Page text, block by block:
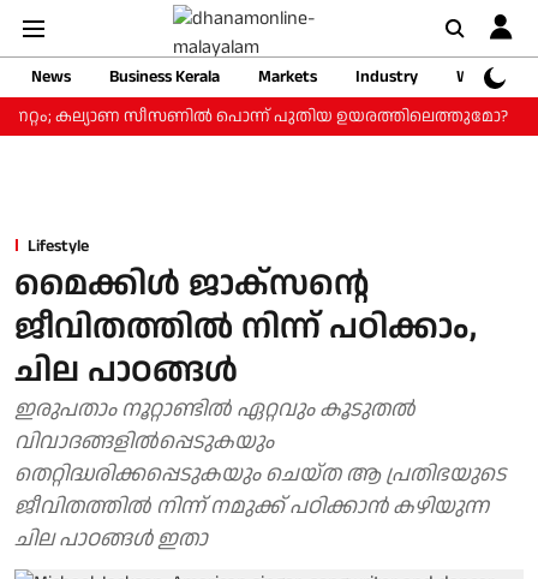
News Business Kerala Markets Industry
Web
കല്യാണ സീസണില്‍ പൊന്ന് പുതിയ ഉയരത്തിലെത്തുമോ?
Lifestyle
മൈക്കിള്‍ ജാക്‌സന്റെ
ജീവിതത്തില്‍ നിന്ന് പഠിക്കാം,
ചില പാഠങ്ങള്‍
ഇരുപതാം നൂറ്റാണ്ടില്‍ ഏറ്റവും കൂടുതല്‍
വിവാദങ്ങളില്‍പ്പെടുകയും
തെറ്റിദ്ധരിക്കപ്പെടുകയും ചെയ്ത ആ പ്രതിഭയുടെ
ജീവിതത്തില്‍ നിന്ന് നമുക്ക് പഠിക്കാന്‍ കഴിയുന്ന
ചില പാഠങ്ങള്‍ ഇതാ